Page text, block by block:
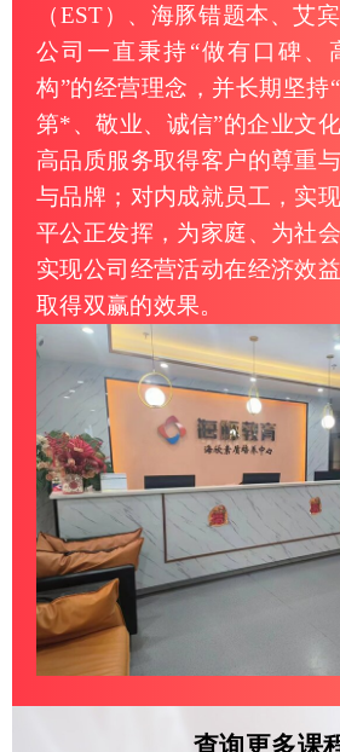
（EST）、海豚错题本、艾
公司一直秉持“做有口碑、
构”的经营理念，并长期坚持
第*、敬业、诚信”的企业文
高品质服务取得客户的尊重
与品牌；对内成就员工，实
平公正发挥，为家庭、为社
实现公司经营活动在经济效
取得双赢的效果。